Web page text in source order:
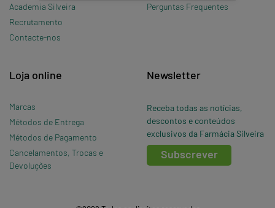
Academia Silveira
Recrutamento
Contacte-nos
Perguntas Frequentes
Loja online
Marcas
Métodos de Entrega
Métodos de Pagamento
Cancelamentos, Trocas e
Devoluções
Newsletter
Receba todas as notícias,
descontos e conteúdos
exclusivos da Farmácia Silveira
Subscrever